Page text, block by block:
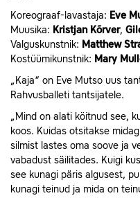
Koreograaf-lavastaja: Eve
Muusika: Kristjan Kõrver,
Valguskunstnik: Matthew
Kostüümikunstnik: Mary
„Kaja“ on Eve Mutso uus
Rahvusballeti tantsijatele.
„Mind on alati köitnud see,
koos. Kuidas otsitakse
silmist lastes oma soove ja
vabadust säilitades. Kuigi
see kunagi päris algusest,
kunagi teinud ja mida on